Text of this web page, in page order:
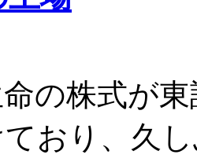
の株式が
おり、久